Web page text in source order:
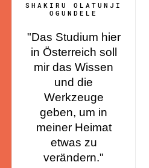
SHAKIRU OLATUNJI
OGUNDELE
"Das Studium hier
in Österreich soll
mir das Wissen
und die
Werkzeuge
geben, um in
meiner Heimat
etwas zu
verändern."